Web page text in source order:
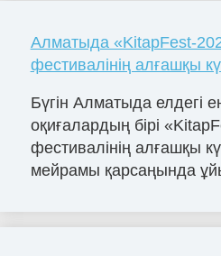
Алматыда «KitapFest-
фестивалінің алғашқы
Бүгін Алматыда елдегі
оқиғалардың бірі
фестивалінің алғашқы
мейрамы қарсаңында